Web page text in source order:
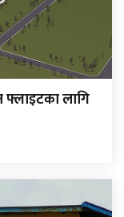
फ्लाइटका लागि